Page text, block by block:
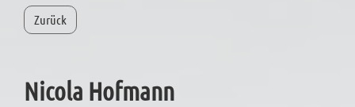
Zurück
Nicola Hofmann